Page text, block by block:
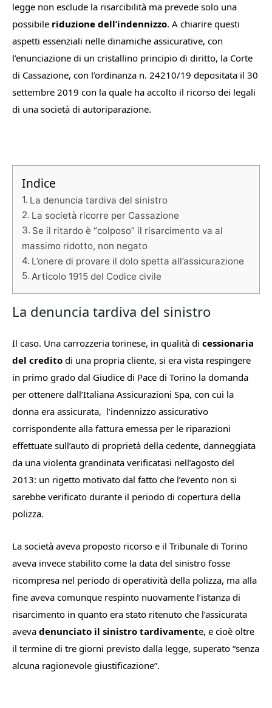
legge non esclude la risarcibilità ma prevede solo una
possibile riduzione dell’indennizzo. A chiarire questi
aspetti essenziali nelle dinamiche assicurative, con
l’enunciazione di un cristallino principio di diritto, la Corte
di Cassazione, con l’ordinanza n. 24210/19 depositata il 30
settembre 2019 con la quale ha accolto il ricorso dei legali
di una società di autoriparazione.
Indice
La denuncia tardiva del sinistro
La società ricorre per Cassazione
Se il ritardo è “colposo” il risarcimento va al
massimo ridotto, non negato
L’onere di provare il dolo spetta all’assicurazione
Articolo 1915 del Codice civile
La denuncia tardiva del sinistro
Il caso. Una carrozzeria torinese, in qualità di cessionaria
del credito di una propria cliente, si era vista respingere
in primo grado dal Giudice di Pace di Torino la domanda
per ottenere dall’Italiana Assicurazioni Spa, con cui la
donna era assicurata, l’indennizzo assicurativo
corrispondente alla fattura emessa per le riparazioni
effettuate sull’auto di proprietà della cedente, danneggiata
da una violenta grandinata verificatasi nell’agosto del
2013: un rigetto motivato dal fatto che l’evento non si
sarebbe verificato durante il periodo di copertura della
polizza.
La società aveva proposto ricorso e il Tribunale di Torino
aveva invece stabilito come la data del sinistro fosse
ricompresa nel periodo di operatività della polizza, ma alla
fine aveva comunque respinto nuovamente l’istanza di
risarcimento in quanto era stato ritenuto che l’assicurata
aveva denunciato il sinistro tardivamente, e cioè oltre
il termine di tre giorni previsto dalla legge, superato “senza
alcuna ragionevole giustificazione”.